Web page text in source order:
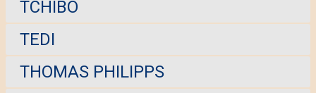
TCHIBO
TEDI
THOMAS PHILIPPS